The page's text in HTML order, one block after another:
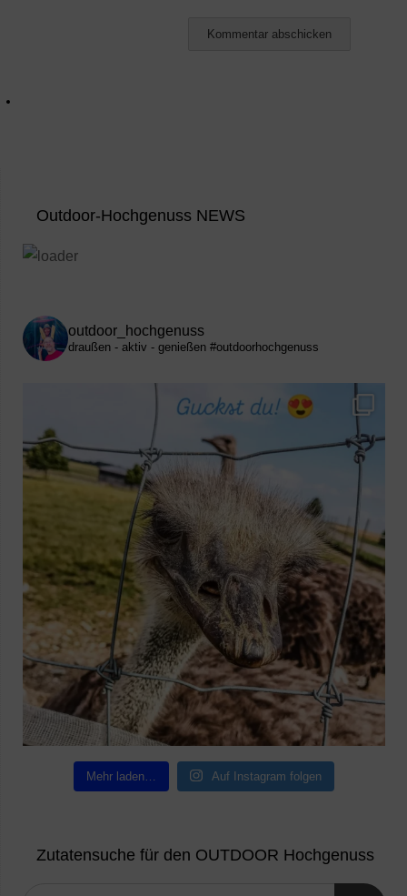
Outdoor-Hochgenuss NEWS
outdoor_hochgenuss
draußen - aktiv - genießen #outdoorhochgenuss
Mehr laden… Auf Instagram folgen
Zutatensuche für den OUTDOOR Hochgenuss